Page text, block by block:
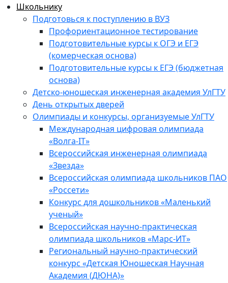
Школьнику
Подготовься к поступлению в ВУЗ
Профориентационное тестирование
Подготовительные курсы к ОГЭ и ЕГЭ
(комерческая основа)
Подготовительные курсы к ЕГЭ (бюджетная
основа)
Детско-юношеская инженерная академия УлГТУ
День открытых дверей
Олимпиады и конкурсы, организуемые УлГТУ
Международная цифровая олимпиада
«Волга-IT»
Всероссийская инженерная олимпиада
«Звезда»
Всероссийская олимпиада школьников ПАО
«Россети»
Конкурс для дошкольников «Маленький
ученый»
Всероссийская научно-практическая
олимпиада школьников «Марс-ИТ»
Региональный научно-практический
конкурс «Детская Юношеская Научная
Академия (ДЮНА)»